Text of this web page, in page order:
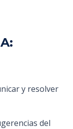
y resolver
del